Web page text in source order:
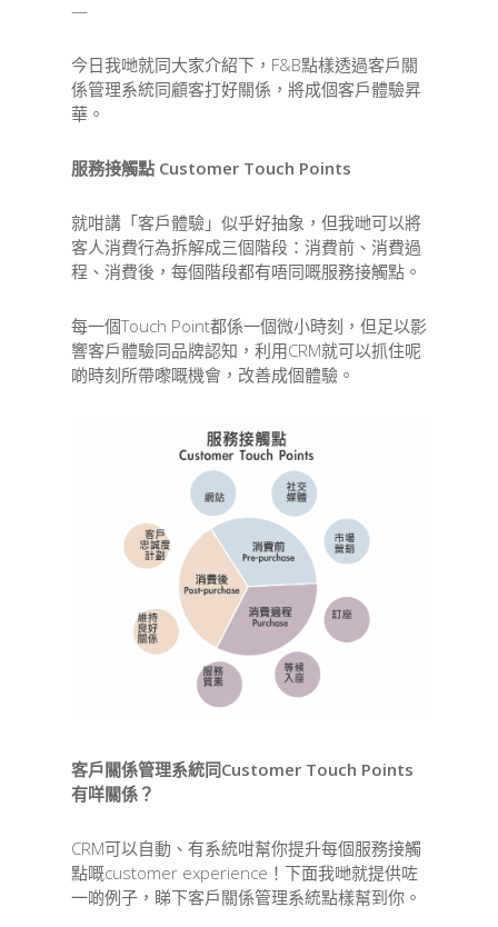
—
今日我哋就同大家介紹下，F&B點樣透過客戶關
係管理系統同顧客打好關係，將成個客戶體驗昇
華。
服務接觸點 Customer Touch Points
就咁講「客戶體驗」似乎好抽象，但我哋可以將
客人消費行為拆解成三個階段：消費前、消費過
程、消費後，每個階段都有唔同嘅服務接觸點。
每一個Touch Point都係一個微小時刻，但足以影
響客戶體驗同品牌認知，利用CRM就可以抓住呢
啲時刻所帶嚟嘅機會，改善成個體驗。
客戶關係管理系統同Customer Touch Points
有咩關係？
CRM可以自動、有系統咁幫你提升每個服務接觸
點嘅customer experience！下面我哋就提供咗
一啲例子，睇下客戶關係管理系統點樣幫到你。